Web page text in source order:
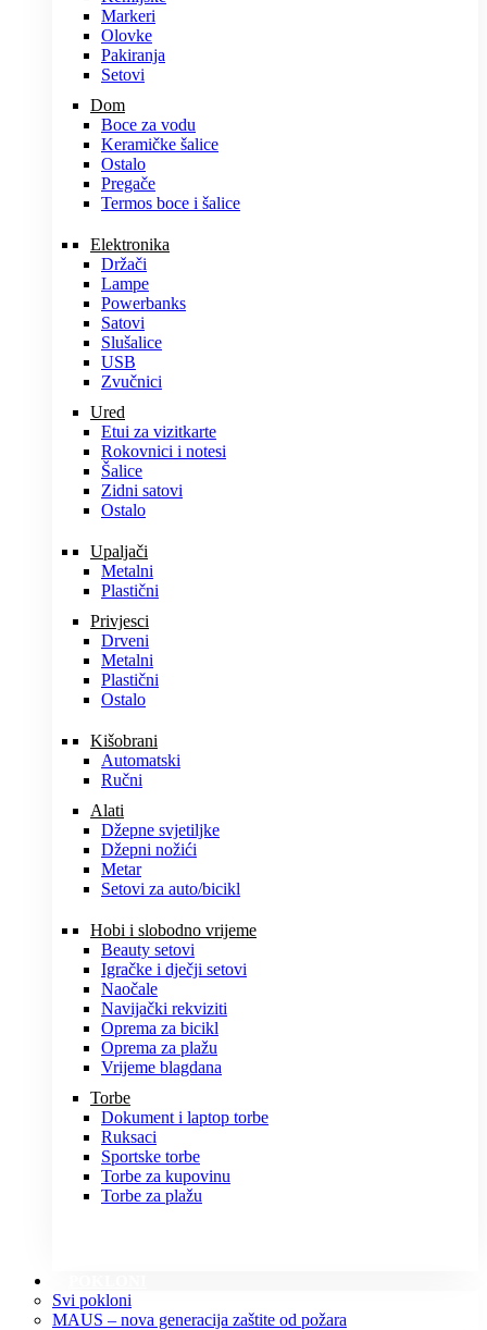
Markeri
Olovke
Pakiranja
Setovi
Dom
Boce za vodu
Keramičke šalice
Ostalo
Pregače
Termos boce i šalice
Elektronika
Držači
Lampe
Powerbanks
Satovi
Slušalice
USB
Zvučnici
Ured
Etui za vizitkarte
Rokovnici i notesi
Šalice
Zidni satovi
Ostalo
Upaljači
Metalni
Plastični
Privjesci
Drveni
Metalni
Plastični
Ostalo
Kišobrani
Automatski
Ručni
Alati
Džepne svjetiljke
Džepni nožići
Metar
Setovi za auto/bicikl
Hobi i slobodno vrijeme
Beauty setovi
Igračke i dječji setovi
Naočale
Navijački rekviziti
Oprema za bicikl
Oprema za plažu
Vrijeme blagdana
Torbe
Dokument i laptop torbe
Ruksaci
Sportske torbe
Torbe za kupovinu
Torbe za plažu
Svi pokloni
MAUS – nova generacija zaštite od požara